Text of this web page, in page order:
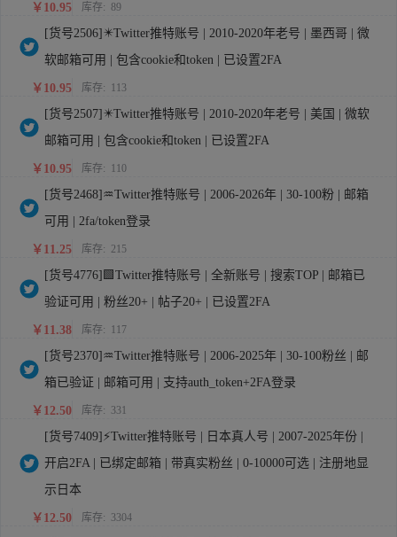
￥10.95 库存: 89
[货号2506]✴️Twitter推特账号 | 2010-2020年老号 | 墨西哥 | 微
软邮箱可用 | 包含cookie和token | 已设置2FA
￥10.95 库存: 113
[货号2507]✴️Twitter推特账号 | 2010-2020年老号 | 美国 | 微软
邮箱可用 | 包含cookie和token | 已设置2FA
￥10.95 库存: 110
[货号2468]♒Twitter推特账号 | 2006-2026年 | 30-100粉 | 邮箱
可用 | 2fa/token登录
￥11.25 库存: 215
[货号4776]🟩Twitter推特账号 | 全新账号 | 搜索TOP | 邮箱已
验证可用 | 粉丝20+ | 帖子20+ | 已设置2FA
￥11.38 库存: 117
[货号2370]♒Twitter推特账号 | 2006-2025年 | 30-100粉丝 | 邮
箱已验证 | 邮箱可用 | 支持auth_token+2FA登录
￥12.50 库存: 331
[货号7409]⚡Twitter推特账号 | 日本真人号 | 2007-2025年份 |
开启2FA | 已绑定邮箱 | 带真实粉丝 | 0-10000可选 | 注册地显
示日本
￥12.50 库存: 3304